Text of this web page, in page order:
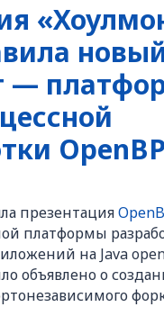
—
презентация
платформы
на Java
объявлено о